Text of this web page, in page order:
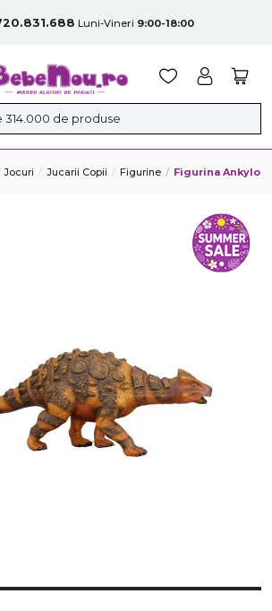
Luni-Vineri 9:00-18:00
Jocuri Jucarii Copii Figurine Figurina